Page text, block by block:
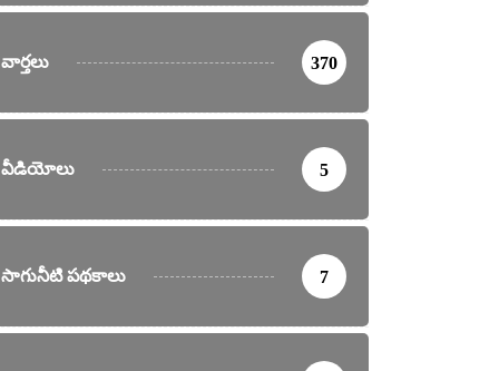
వార్తలు 370
వీడియోలు 5
సాగునీటి పథకాలు 7